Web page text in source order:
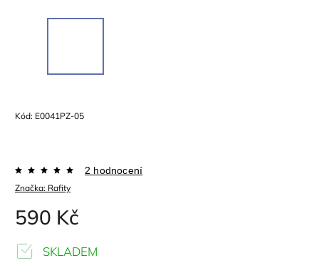
Kód: E0041PZ-05
Značka: Rafity
2 hodnocení
590 Kč
SKLADEM